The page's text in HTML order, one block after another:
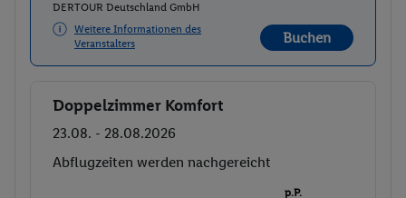
DERTOUR Deutschland GmbH
Weitere Informationen des
Veranstalters
Buchen
Buchen
Doppelzimmer Komfort
23.08. - 28.08.2026
Abflugzeiten werden nachgereicht
p.P.